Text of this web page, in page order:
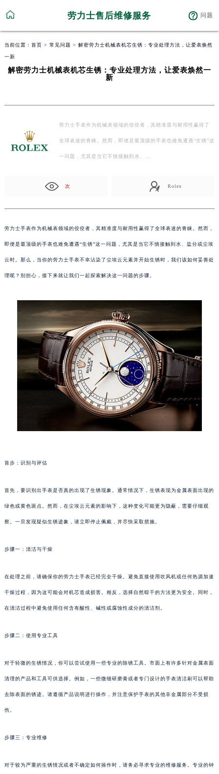
劳力士售后维修服务 问题
当前位置： 首页 > 常见问题 > 解密劳力士机械表机芯生锈：专业处理方法，让爱表焕然
一新
解密劳力士机械表机芯生锈：专业处理方法，让爱表焕然一
新
劳力士手表作为机械表领域的佼佼者，其精准度与耐用性赢得了
全球表迷的青睐。然而，即便是最顶级的手表也难免遭遇“生锈”这
一问题，尤其是当它不慎接触到水、…
次 Rolex
劳力士手表作为机械表领域的佼佼者，其精准度与耐用性赢得了全球表迷的青睐。然而，
即便是最顶级的手表也难免遭遇“生锈”这一问题，尤其是当它不慎接触到水、盐分或尘埃
云时。那么，当你的劳力士手表不幸沾染了尘埃云元素并开始生锈时，我们该如何妥善处
理呢？别担心，接下来就让我们一起探索解决这一问题的步骤。
首步：识别与评估
首先，要识别出手表是否真的出现了生锈现象。通常情况下，生锈表现为金属表面出现的
绿色或黄色斑点。然而，在尘埃云元素的影响下，这种变化可能更为隐蔽，需要仔细观
察。一旦发现疑似生锈迹象，请立即停止佩戴，并尽快采取措施。
步骤一：清洁与干燥
在处理之前，请确保你的劳力士手表已经完全干燥。避免直接使用吹风机或任何热源加速
干燥过程，因为这可能会对机芯造成损害。相反，选择自然晾干的方法更为安全。同时，
在清洁过程中避免使用任何含有酸性、碱性或腐蚀性成分的清洁剂。
步骤二：使用专业工具
对于轻微的生锈情况，你可以尝试使用一些专业的除锈工具。市面上有许多针对金属表面
清理的产品和工具可供选择。例如，一些微细研磨膏或者专门设计的手表清洁刷可以帮助
去除表面的锈迹。请遵循产品说明进行操作，并注意保护手表的其他非金属部分不受损
伤。
步骤三：专业维修
对于较为严重的生锈情况或者不确定如何操作时，请务必寻求专业的维修服务。专业的钟